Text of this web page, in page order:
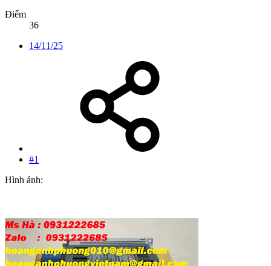
Điểm
36
14/11/25
#1
Hình ảnh: